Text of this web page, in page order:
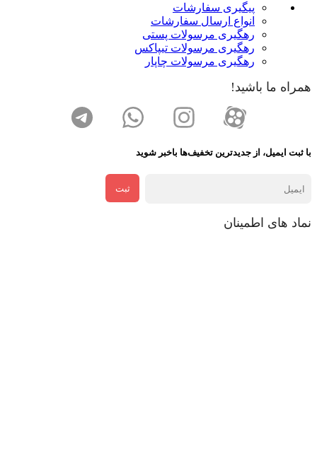
پیگیری سفارشات
انواع ارسال سفارشات
رهگیری مرسولات پستی
رهگیری مرسولات تیپاکس
رهگیری مرسولات چاپار
همراه ما باشید!
با ثبت ایمیل، از جدید‌ترین تخفیف‌ها با‌خبر شوید
ثبت
نماد های اطمینان